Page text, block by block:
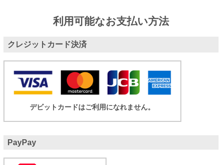
利用可能なお支払い方法
クレジットカード決済
デビットカードはご利用になれません。
PayPay